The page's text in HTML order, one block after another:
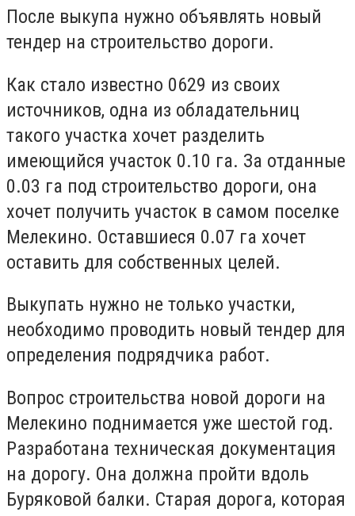
После выкупа нужно объявлять новый
тендер на строительство дороги.
Как стало известно 0629 из своих
источников, одна из обладательниц
такого участка хочет разделить
имеющийся участок 0.10 га. За отданные
0.03 га под строительство дороги, она
хочет получить участок в самом поселке
Мелекино. Оставшиеся 0.07 га хочет
оставить для собственных целей.
Выкупать нужно не только участки,
необходимо проводить новый тендер для
определения подрядчика работ.
Вопрос строительства новой дороги на
Мелекино поднимается уже шестой год.
Разработана техническая документация
на дорогу. Она должна пройти вдоль
Буряковой балки. Старая дорога, которая